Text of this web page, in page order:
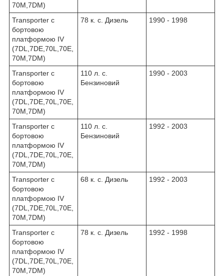
70M,7DM)
Transporter c
бортовою
платформою IV
(7DL,7DE,70L,70E,
70M,7DM)
78 к. с. Дизель 1990 - 1998
Transporter c
бортовою
платформою IV
(7DL,7DE,70L,70E,
70M,7DM)
110 л. с.
Бензиновий
1990 - 2003
Transporter c
бортовою
платформою IV
(7DL,7DE,70L,70E,
70M,7DM)
110 л. с.
Бензиновий
1992 - 2003
Transporter c
бортовою
платформою IV
(7DL,7DE,70L,70E,
70M,7DM)
68 к. с. Дизель 1992 - 2003
Transporter c
бортовою
платформою IV
(7DL,7DE,70L,70E,
70M,7DM)
78 к. с. Дизель 1992 - 1998